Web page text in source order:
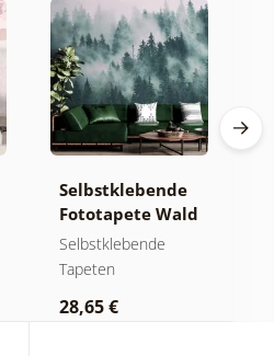
Selbstklebende
Fototapete Wald
im Nebel
Selbstklebende
Tapeten
28,65 €